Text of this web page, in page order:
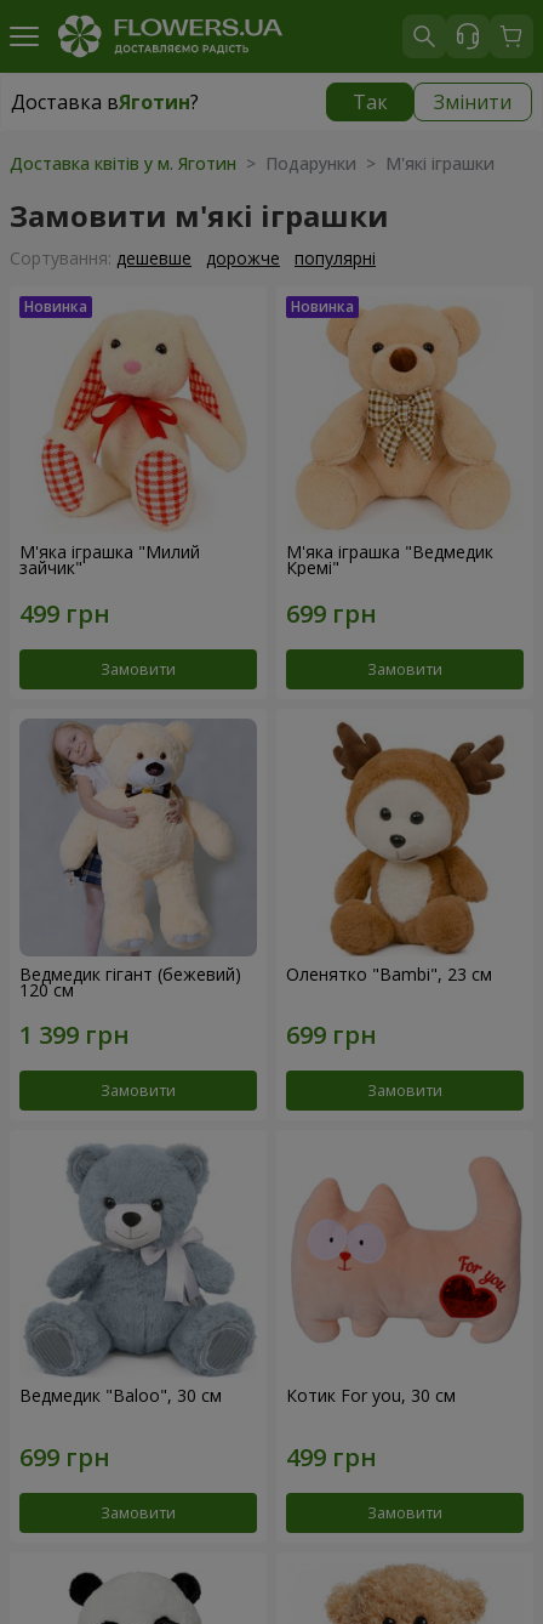
Доставка вЯготин? Так Змінити
Доставка вЯготин|
Доставка квітів у м. Яготин > Подарунки > М'які іграшки
Замовити м'які іграшки
Сортування: дешевше дорожче популярні
М'яка іграшка "Милий
зайчик"
Замовити
М'яка іграшка "Ведмедик
Кремі"
Замовити
Ведмедик гігант (бежевий)
120 см
Замовити
Оленятко "Bambi", 23 см
Замовити
Ведмедик "Baloo", 30 см
Замовити
Котик For you, 30 см
Замовити